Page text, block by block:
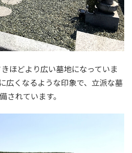
ほどより広い墓地になっていま
広くなるような印象で、立派な墓
されています。